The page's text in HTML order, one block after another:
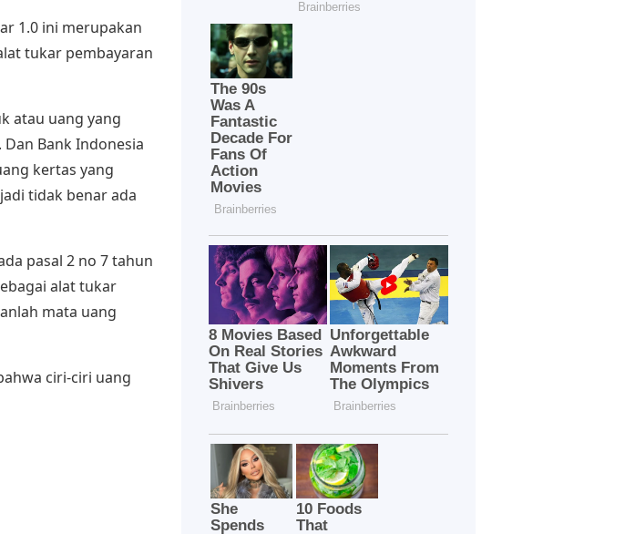
1.0 ini merupakan
tukar pembayaran
atau uang yang
Bank Indonesia
kertas yang
tidak benar ada
pasal 2 no 7 tahun
alat tukar
mata uang
ciri-ciri uang